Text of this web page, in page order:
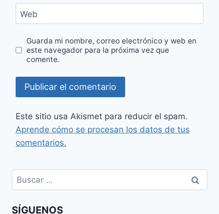
Web
Guarda mi nombre, correo electrónico y web en
este navegador para la próxima vez que
comente.
Este sitio usa Akismet para reducir el spam.
Aprende cómo se procesan los datos de tus
comentarios.
Buscar:
SÍGUENOS